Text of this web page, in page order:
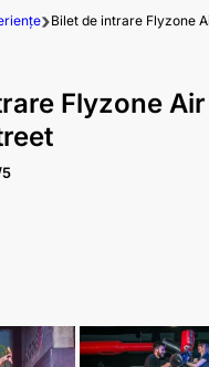
Bilet de intrare Flyzone
Flyzone